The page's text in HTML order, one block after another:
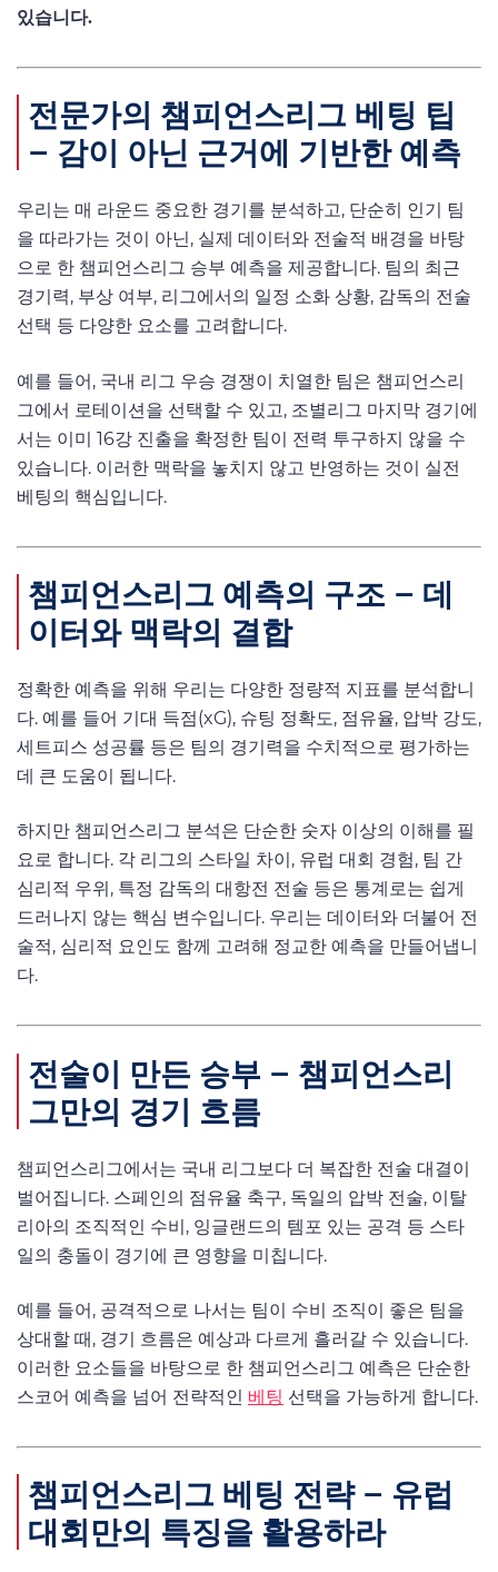
있습니다.
전문가의 챔피언스리그 베팅 팁
– 감이 아닌 근거에 기반한 예측
우리는 매 라운드 중요한 경기를 분석하고, 단순히 인기 팀
을 따라가는 것이 아닌, 실제 데이터와 전술적 배경을 바탕
으로 한 챔피언스리그 승부 예측을 제공합니다. 팀의 최근
경기력, 부상 여부, 리그에서의 일정 소화 상황, 감독의 전술
선택 등 다양한 요소를 고려합니다.
예를 들어, 국내 리그 우승 경쟁이 치열한 팀은 챔피언스리
그에서 로테이션을 선택할 수 있고, 조별리그 마지막 경기에
서는 이미 16강 진출을 확정한 팀이 전력 투구하지 않을 수
있습니다. 이러한 맥락을 놓치지 않고 반영하는 것이 실전
베팅의 핵심입니다.
챔피언스리그 예측의 구조 – 데
이터와 맥락의 결합
정확한 예측을 위해 우리는 다양한 정량적 지표를 분석합니
다. 예를 들어 기대 득점(xG), 슈팅 정확도, 점유율, 압박 강도,
세트피스 성공률 등은 팀의 경기력을 수치적으로 평가하는
데 큰 도움이 됩니다.
하지만 챔피언스리그 분석은 단순한 숫자 이상의 이해를 필
요로 합니다. 각 리그의 스타일 차이, 유럽 대회 경험, 팀 간
심리적 우위, 특정 감독의 대항전 전술 등은 통계로는 쉽게
드러나지 않는 핵심 변수입니다. 우리는 데이터와 더불어 전
술적, 심리적 요인도 함께 고려해 정교한 예측을 만들어냅니
다.
전술이 만든 승부 – 챔피언스리
그만의 경기 흐름
챔피언스리그에서는 국내 리그보다 더 복잡한 전술 대결이
벌어집니다. 스페인의 점유율 축구, 독일의 압박 전술, 이탈
리아의 조직적인 수비, 잉글랜드의 템포 있는 공격 등 스타
일의 충돌이 경기에 큰 영향을 미칩니다.
예를 들어, 공격적으로 나서는 팀이 수비 조직이 좋은 팀을
상대할 때, 경기 흐름은 예상과 다르게 흘러갈 수 있습니다.
이러한 요소들을 바탕으로 한 챔피언스리그 예측은 단순한
스코어 예측을 넘어 전략적인 베팅 선택을 가능하게 합니다.
챔피언스리그 베팅 전략 – 유럽
대회만의 특징을 활용하라